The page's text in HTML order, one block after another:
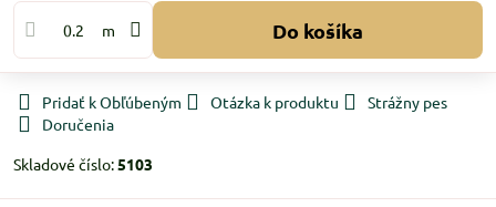
m Do košíka
Pridať k Obľúbeným Otázka k produktu
Strážny pes
Doručenia
Skladové číslo:5103